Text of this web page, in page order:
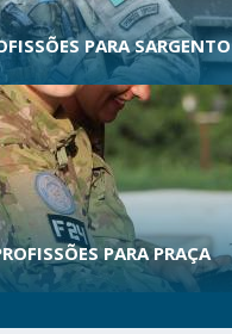
PARA SARGENTO
PARA PRAÇA